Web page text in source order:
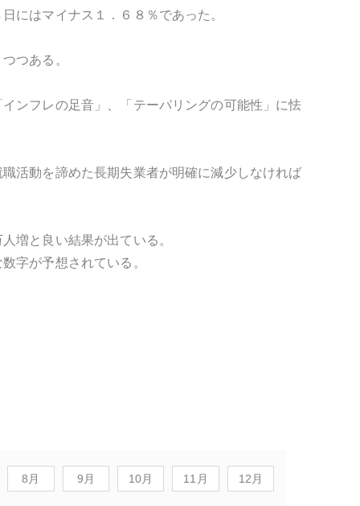
にはマイナス１．６８％であった。
つある。
ンフレの足音」、「テーパリングの可能性」に怯
活動を諦めた長期失業者が明確に減少しなければ
増と良い結果が出ている。
字が予想されている。
8月 9月 10月 11月 12月